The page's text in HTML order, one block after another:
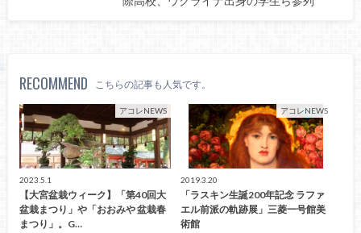
RECOMMEND こちらの記事も人気です。
アコレNEWS
2023.5.1
【大宮盆栽ウィーク】「第40回大
盆栽まつり」や「おおみや 盆栽春
まつり」。G…
アコレNEWS
2019.3.20
「ラスキン生誕200年記念 ラファ
エル前派の軌跡展」三菱一号館美
術館